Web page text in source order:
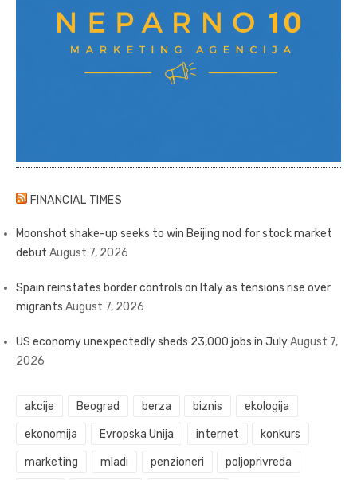
FINANCIAL TIMES
Moonshot shake-up seeks to win Beijing nod for stock market
debut August 7, 2026
Spain reinstates border controls on Italy as tensions rise over
migrants August 7, 2026
US economy unexpectedly sheds 23,000 jobs in JulyAugust 7,
2026
akcije Beograd berza biznis ekologija
ekonomija Evropska Unija internet konkurs
marketing mladi penzioneri poljoprivreda